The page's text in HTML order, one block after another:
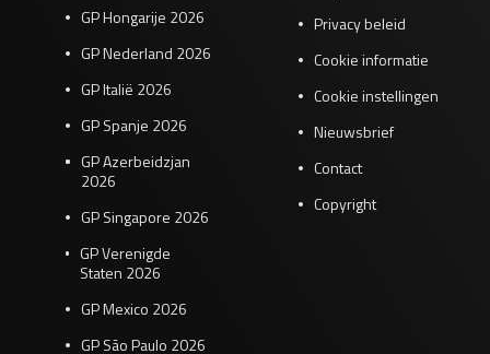
GP Hongarije 2026
GP Nederland 2026
GP Italië 2026
GP Spanje 2026
GP Azerbeidzjan
2026
GP Singapore 2026
GP Verenigde
Staten 2026
GP Mexico 2026
GP São Paulo 2026
Privacy beleid
Cookie informatie
Cookie instellingen
Nieuwsbrief
Contact
Copyright